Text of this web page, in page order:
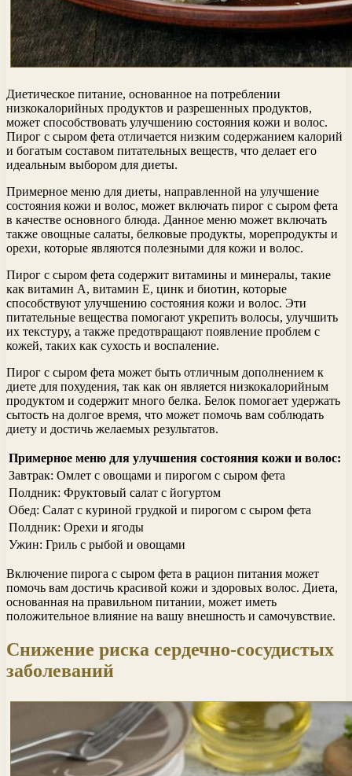
Диетическое питание, основанное на потреблении
низкокалорийных продуктов и разрешенных продуктов,
может способствовать улучшению состояния кожи и волос.
Пирог с сыром фета отличается низким содержанием калорий
и богатым составом питательных веществ, что делает его
идеальным выбором для диеты.
Примерное меню для диеты, направленной на улучшение
состояния кожи и волос, может включать пирог с сыром фета
в качестве основного блюда. Данное меню может включать
также овощные салаты, белковые продукты, морепродукты и
орехи, которые являются полезными для кожи и волос.
Пирог с сыром фета содержит витамины и минералы, такие
как витамин А, витамин Е, цинк и биотин, которые
способствуют улучшению состояния кожи и волос. Эти
питательные вещества помогают укрепить волосы, улучшить
их текстуру, а также предотвращают появление проблем с
кожей, таких как сухость и воспаление.
Пирог с сыром фета может быть отличным дополнением к
диете для похудения, так как он является низкокалорийным
продуктом и содержит много белка. Белок помогает удержать
сытость на долгое время, что может помочь вам соблюдать
диету и достичь желаемых результатов.
Примерное меню для улучшения состояния кожи и волос:
Завтрак: Омлет с овощами и пирогом с сыром фета
Полдник: Фруктовый салат с йогуртом
Обед: Салат с куриной грудкой и пирогом с сыром фета
Полдник: Орехи и ягоды
Ужин: Гриль с рыбой и овощами
Включение пирога с сыром фета в рацион питания может
помочь вам достичь красивой кожи и здоровых волос. Диета,
основанная на правильном питании, может иметь
положительное влияние на вашу внешность и самочувствие.
Снижение риска сердечно-сосудистых
заболеваний